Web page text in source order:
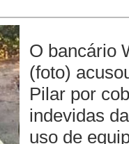
O bancário
(foto)
Pilar por
indevidas
uso de